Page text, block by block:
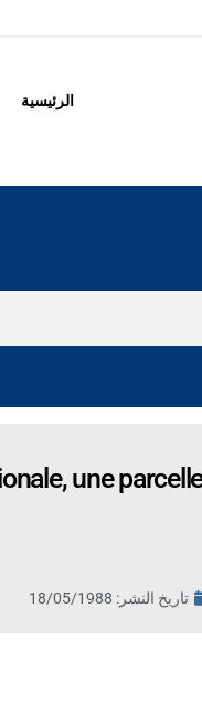
الرئيسية
une
تاريخ النشر: 18/05/1988